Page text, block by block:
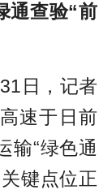
通查验“前
日，记者
速于日前
输“绿色通
键点位正